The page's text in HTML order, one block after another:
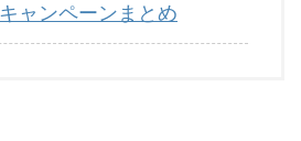
ャンペーンまとめ